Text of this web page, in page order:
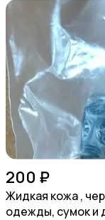
200 ₽
Жидкая кожа ,
одежды, сумок и